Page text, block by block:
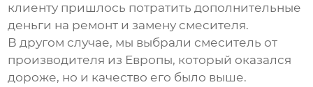
клиенту пришлось потратить дополнительные
деньги на ремонт и замену смесителя.
В другом случае, мы выбрали смеситель от
производителя из Европы, который оказался
дороже, но и качество его было выше.